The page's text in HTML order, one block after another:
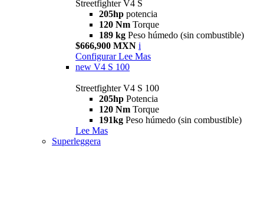
Streetfighter V4 S
205hp potencia
120 Nm Torque
189 kg Peso húmedo (sin combustible)
$666,900 MXN i
Configurar Lee Mas
new V4 S 100
Streetfighter V4 S 100
205hp Potencia
120 Nm Torque
191kg Peso húmedo (sin combustible)
Lee Mas
Superleggera